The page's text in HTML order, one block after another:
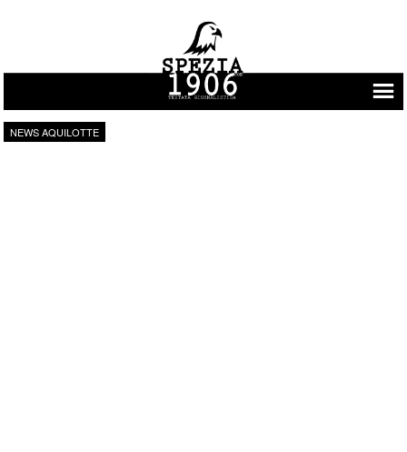
Vai al contenuto
NEWS AQUILOTTE